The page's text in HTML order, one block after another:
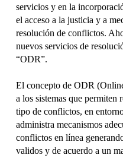
servicios y en la
el acceso a la justicia y a
resolución de conflictos.
nuevos servicios de
“ODR”.
El concepto de ODR
a los sistemas que permiten
tipo de conflictos, en
administra mecanismos
conflictos en línea
validos y de acuerdo a un